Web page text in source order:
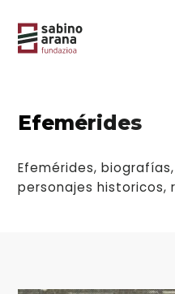
Efemérides
Efemérides,
personajes historicos,